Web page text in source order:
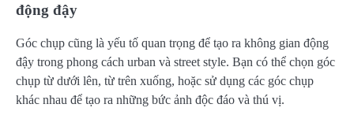
động đậy
Góc chụp cũng là yếu tố quan trọng để tạo ra không gian động
đậy trong phong cách urban và street style. Bạn có thể chọn góc
chụp từ dưới lên, từ trên xuống, hoặc sử dụng các góc chụp
khác nhau để tạo ra những bức ảnh độc đáo và thú vị.